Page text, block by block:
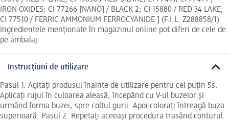
IRON OXIDES; CI 77266 [NANO] / BLACK 2; CI 15880 / RED 34 LAKE;
CI 77510 / FERRIC AMMONIUM FERROCYANIDE ] (F.I.L. Z288858/1)
Ingredientele menționate în magazinul online pot diferi de cele de
pe ambalaj.
Instrucțiuni de utilizare
Pasul 1. Agitați produsul înainte de utilizare pentru cel puțin 5s.
Aplicați rujul în culoarea aleasă, începând cu V-ul buzelor și
urmând forma buzei, spre coltul gurii. Apoi colorați întreagă buza
superioară. Pasul 2. Repetați aceeași procedura trasând conturul